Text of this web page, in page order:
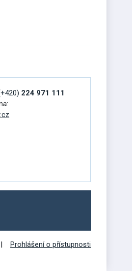
224 971 111
Prohlášení o přístupnosti